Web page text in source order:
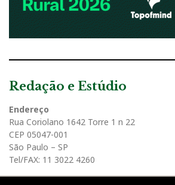
Redação e Estúdio
Endereço
Rua Coriolano 1642 Torre 1 n 22
CEP 05047-001
São Paulo – SP
Tel/FAX: 11 3022 4260